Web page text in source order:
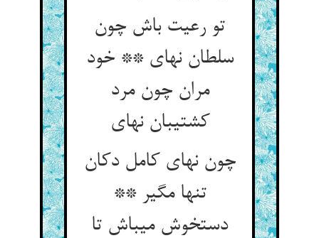
تو رعیت باش چون
سلطان نه‏ای ** خود
مران چون مرد
کشتیبان نه‏ای‏
چون نه‏ای کامل دکان
تنها مگیر **
دست‏خوش می‏باش تا